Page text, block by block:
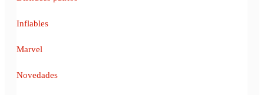
Inflables
Marvel
Novedades